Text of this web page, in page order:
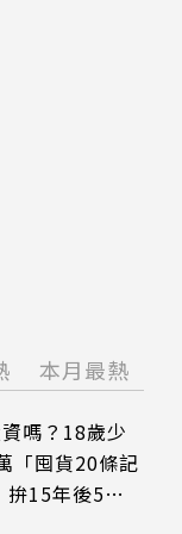
本月最熱
嗎？18歲少
「囤貨20條記
拚15年後5倍